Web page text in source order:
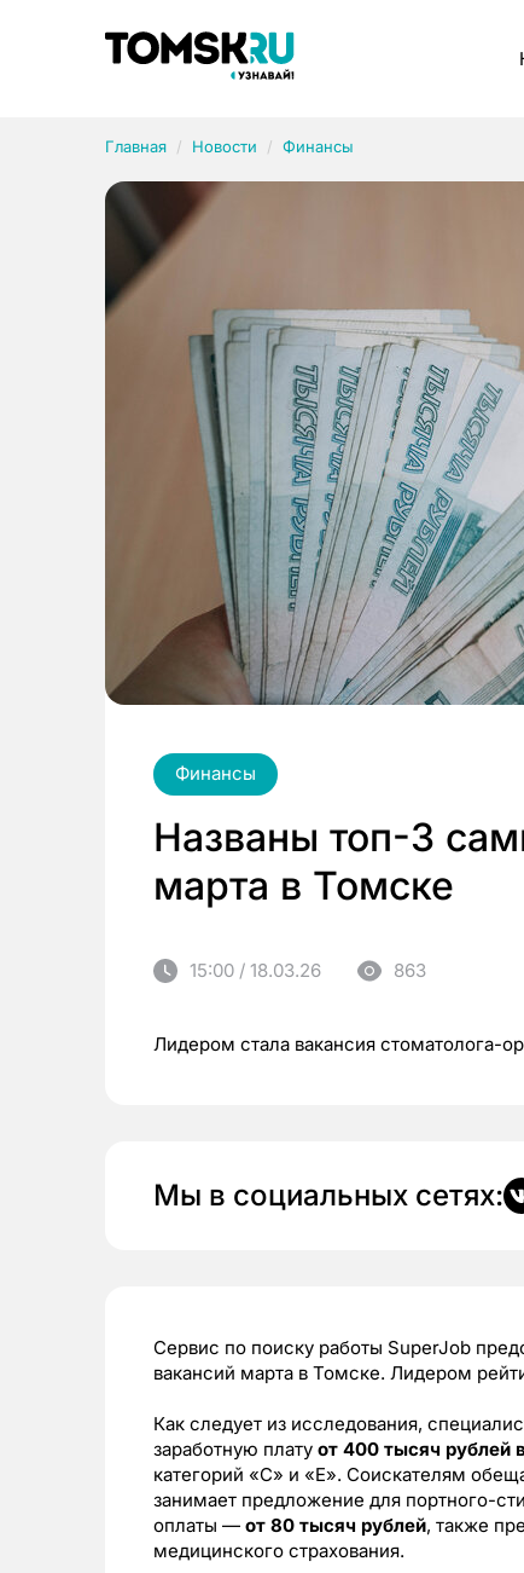
Главная Новости Финансы
Финансы
Названы топ-3
марта в Томске
15:00 / 18.03.26 863
Лидером стала вакансия стоматолога-
Мы в социальных сетях:
Сервис по поиску работы SuperJob
вакансий марта в Томске. Лидером
Как следует из исследования,
заработную плату от 400 тысяч рублей
категорий «С» и «Е». Соискателям
занимает предложение для портного-
оплаты — от 80 тысяч рублей, также
медицинского страхования.
Рубрики